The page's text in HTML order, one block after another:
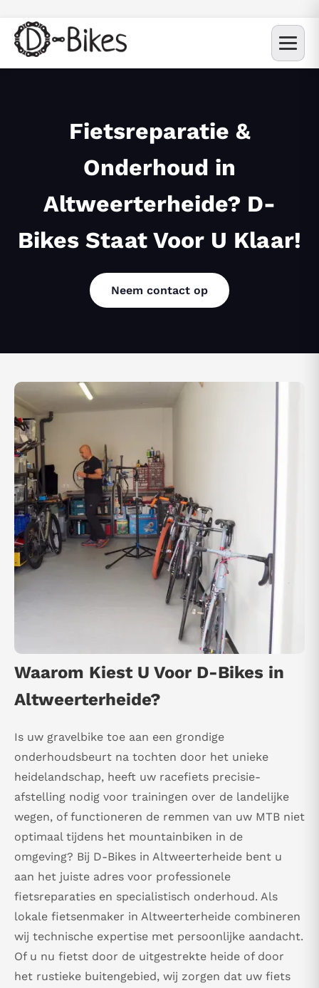
Fietsreparatie &
Onderhoud in
Altweerterheide? D-
Bikes Staat Voor U Klaar!
Neem contact op
Waarom Kiest U Voor D-Bikes in
Altweerterheide?
Is uw gravelbike toe aan een grondige
onderhoudsbeurt na tochten door het unieke
heidelandschap, heeft uw racefiets precisie-
afstelling nodig voor trainingen over de landelijke
wegen, of functioneren de remmen van uw MTB niet
optimaal tijdens het mountainbiken in de
omgeving? Bij D-Bikes in Altweerterheide bent u
aan het juiste adres voor professionele
fietsreparaties en specialistisch onderhoud. Als
lokale fietsenmaker in Altweerterheide combineren
wij technische expertise met persoonlijke aandacht.
Of u nu fietst door de uitgestrekte heide of door
het rustieke buitengebied, wij zorgen dat uw fiets